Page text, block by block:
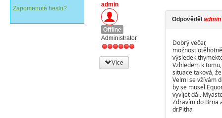
Zapomenuté heslo?
admin
Offline
Administrator
Více
Odpověděl admin
Dobrý večer,
možnost
výsledek
Vzhledem k
situace taková,
Velmi se vžívám
by se musel
vyvíjet dál.
Zdravím do Brna
dr.Piťha